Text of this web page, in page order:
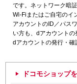
です。ネットワーク暗
Wi-Fiまたはご自宅のイ
アカウントのID／パス
い方も、dアカウントの
dアカウントの発行・確
ドコモショップ